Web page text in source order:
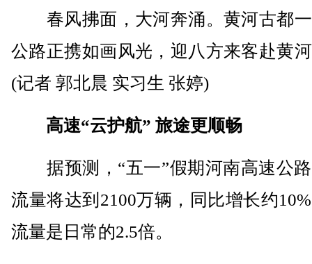
春风拂面，大河奔涌。黄河古都
公路正携如画风光，迎八方来客赴黄
(记者 郭北晨 实习生 张婷)
高速“云护航” 旅途更顺畅
据预测，“五一”假期河南高速公
流量将达到2100万辆，同比增长约
流量是日常的2.5倍。